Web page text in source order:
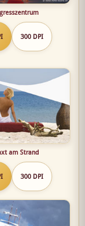
300 DPI
am Strand
300 DPI